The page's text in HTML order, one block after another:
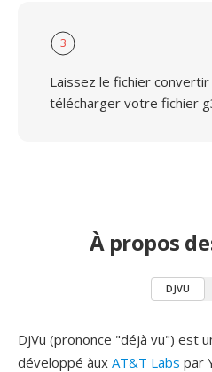
3
Laissez le fichier
télécharger votre fichier
À propos
DJVU
DjVu (prononce "déjà vu") est
développé àux AT&T Labs par